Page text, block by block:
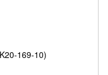
169-10)